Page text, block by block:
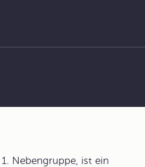
Nebengruppe, ist ein